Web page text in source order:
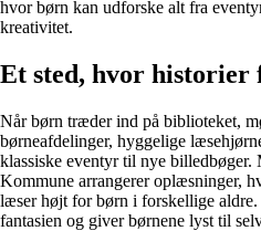
hvor børn kan udforske alt fra
kreativitet.
Et sted, hvor historier
Når børn træder ind på biblioteket,
børneafdelinger, hyggelige
klassiske eventyr til nye
Kommune arrangerer oplæsninger,
læser højt for børn i forskellige
fantasien og giver børnene lyst til